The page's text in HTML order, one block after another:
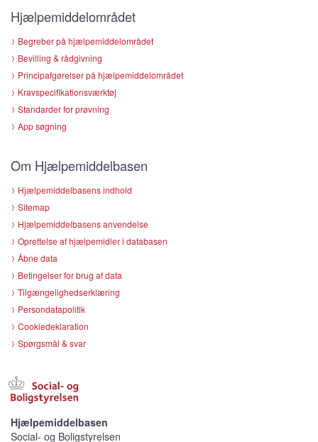
Hjælpemiddelområdet
Begreber på hjælpemiddelområdet
Bevilling & rådgivning
Principafgørelser på hjælpemiddelområdet
Kravspecifikationsværktøj
Standarder for prøvning
App søgning
Om Hjælpemiddelbasen
Hjælpemiddelbasens indhold
Sitemap
Hjælpemiddelbasens anvendelse
Oprettelse af hjælpemidler i databasen
Åbne data
Betingelser for brug af data
Tilgængelighedserklæring
Persondatapolitik
Cookiedeklaration
Spørgsmål & svar
Hjælpemiddelbasen
Social- og Boligstyrelsen